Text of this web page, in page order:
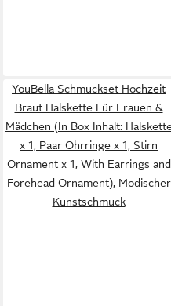
YouBella Schmuckset Hochzeit
Braut Halskette Für Frauen &
Mädchen (In Box Inhalt:
x 1, Paar Ohrringe x 1, Stirn
Ornament x 1, With Earrings and
Forehead Ornament), Modischer
Kunstschmuck